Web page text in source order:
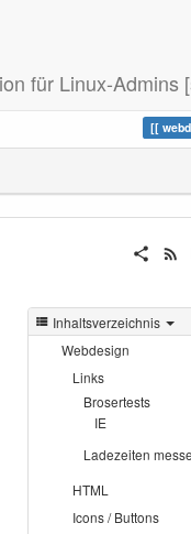
für Linux-Admins
Inhaltsverzeichnis
Webdesign
Links
Brosertests
IE
Ladezeiten
HTML
Icons / Buttons